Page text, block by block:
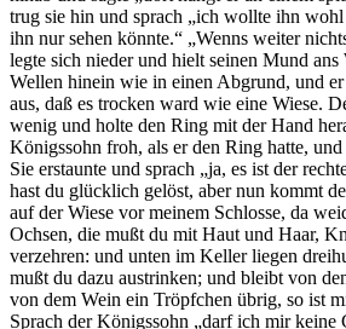
trug sie hin und sprach „ich wollte ihn
ihn nur sehen könnte.“ „Wenns weiter
legte sich nieder und hielt seinen Mund ans
Wellen hinein wie in einen Abgrund, und
aus, daß es trocken ward wie eine Wiese.
wenig und holte den Ring mit der Hand
Königssohn froh, als er den Ring hatte,
Sie erstaunte und sprach „ja, es ist der
hast du glücklich gelöst, aber nun kommt
auf der Wiese vor meinem Schlosse, da
Ochsen, die mußt du mit Haut und Haar,
verzehren: und unten im Keller liegen
mußt du dazu austrinken; und bleibt von
von dem Wein ein Tröpfchen übrig, so ist
Sprach der Königssohn „darf ich mir keine